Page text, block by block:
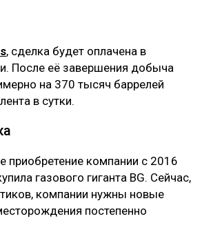
, сделка будет оплачена в
После её завершения добыча
на 370 тысяч баррелей
в сутки.
приобретение компании с 2016
газового гиганта BG. Сейчас,
компании нужны новые
постепенно